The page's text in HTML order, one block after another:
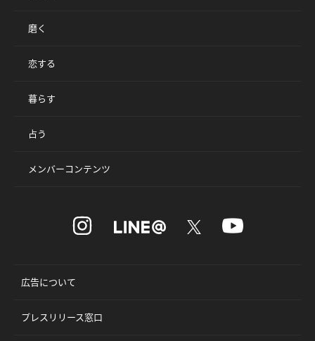
磨く
恋する
暮らす
占う
メンバーコンテンツ
広告について
プレスリリース窓口